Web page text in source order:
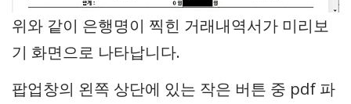
위와 같이 은행명이 찍힌 거래내역서가 미리보
기 화면으로 나타납니다.
팝업창의 왼쪽 상단에 있는 작은 버튼 중 pdf 파